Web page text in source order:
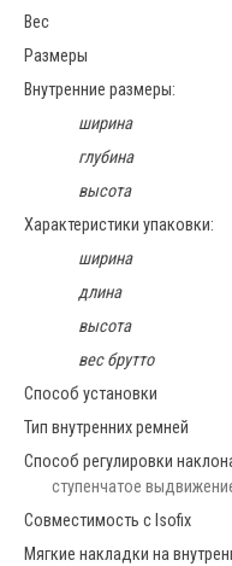
Вес
Размеры
Внутренние размеры:
ширина
глубина
высота
Характеристики упаковки:
ширина
длина
высота
вес брутто
Способ установки
Тип внутренних ремней
Способ регулировки
ступенчатое
Совместимость с Isofix
Мягкие накладки на